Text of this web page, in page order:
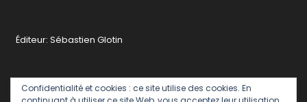
Éditeur: Sébastien Glotin
Confidentialité et cookies : ce site utilise des cookies. En